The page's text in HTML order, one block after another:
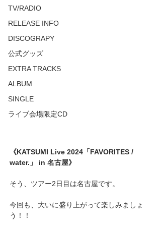
TV/RADIO
RELEASE INFO
DISCOGRAPY
公式グッズ
EXTRA TRACKS
ALBUM
SINGLE
ライブ会場限定CD
《KATSUMI Live 2024「FAVORITES /
water.」 in 名古屋》
そう、ツアー2日目は名古屋です。
今回も、大いに盛り上がって楽しみましょ
う！！